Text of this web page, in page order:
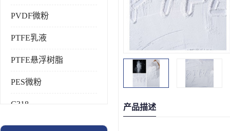
PVDF微粉
PTFE乳液
PTFE悬浮树脂
PES微粉
C318
HFP
产品描述